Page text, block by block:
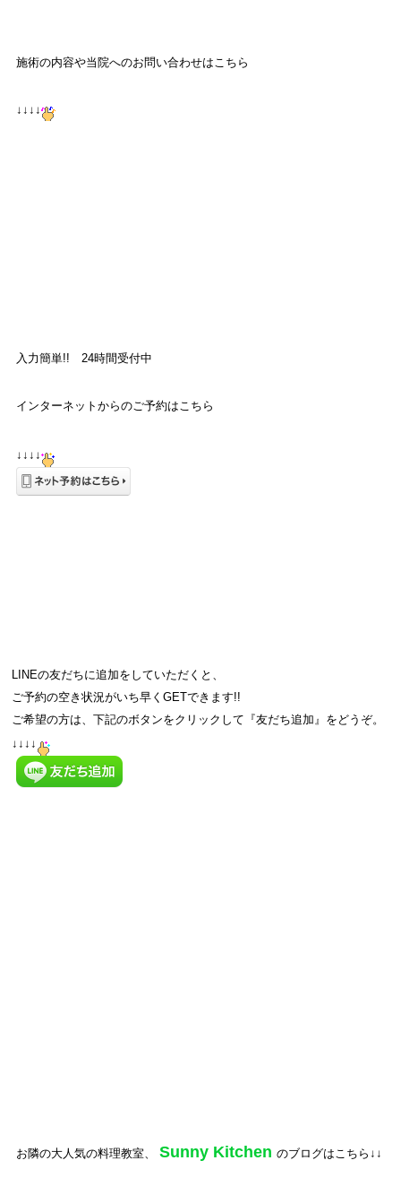
施術の内容や当院へのお問い合わせはこちら
↓↓↓↓
入力簡単!! 24時間受付中
インターネットからのご予約はこちら
↓↓↓↓
LINEの友だちに追加をしていただくと、
ご予約の空き状況がいち早くGETできます!!
ご希望の方は、下記のボタンをクリックして『友だち追加』をどうぞ。
↓↓↓↓
お隣の大人気の料理教室、Sunny Kitchenのブログはこちら↓↓